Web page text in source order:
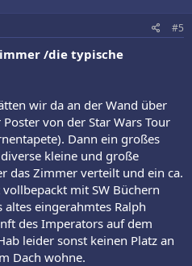
#5
/die typische
wir da an der Wand über
von der Star Wars Tour
Dann ein großes
kleine und große
das Zimmer verteilt und ein ca.
mit SW Büchern
altes eingerahmtes Ralph
des Imperators auf dem
leider sonst keinen Platz an
Dach wohne.